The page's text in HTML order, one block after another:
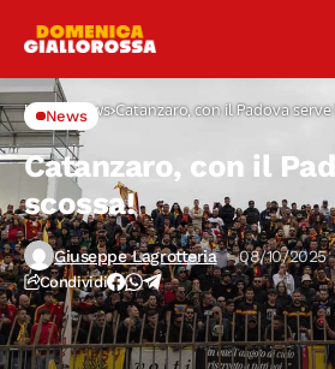
Home News Catanzaro, con il Padova serve
News
Catanzaro, con il
scossa!
Giuseppe Lagrotteria 08/10/2025
Condividi